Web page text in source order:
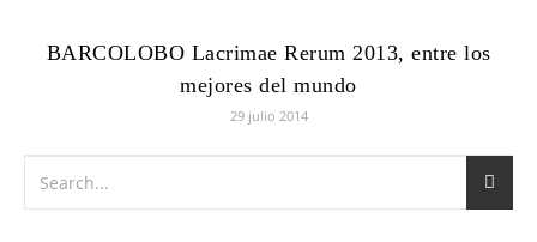
BARCOLOBO Lacrimae Rerum 2013, entre los
mejores del mundo
29 julio 2014